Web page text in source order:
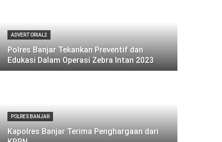
ADVERTORIAL2
Polres Banjar Tekankan Preventif dan
Edukasi Dalam Operasi Zebra Intan 2023
POLRES BANJAR
Kapolres Banjar Terima Penghargaan dari